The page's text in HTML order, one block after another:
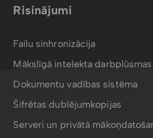
Risinājumi
Failu sinhronizācija
Mākslīgā intelekta darbplūsmas
Dokumentu vadības sistēma
Šifrētas dublējumkopijas
Serveri un privātā